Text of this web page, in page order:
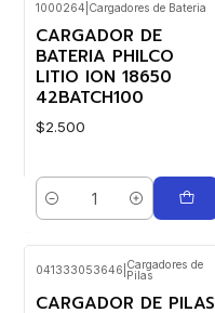
1000264 Cargadores de Bateria
CARGADOR DE
BATERIA PHILCO
LITIO ION 18650
42BATCH100
$2.500
Cantidad
041333053646 Cargadores de
Pilas
CARGADOR DE PILAS